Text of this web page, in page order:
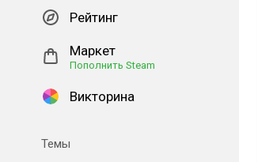
Рейтинг
Маркет
Пополнить Steam
Викторина
Темы